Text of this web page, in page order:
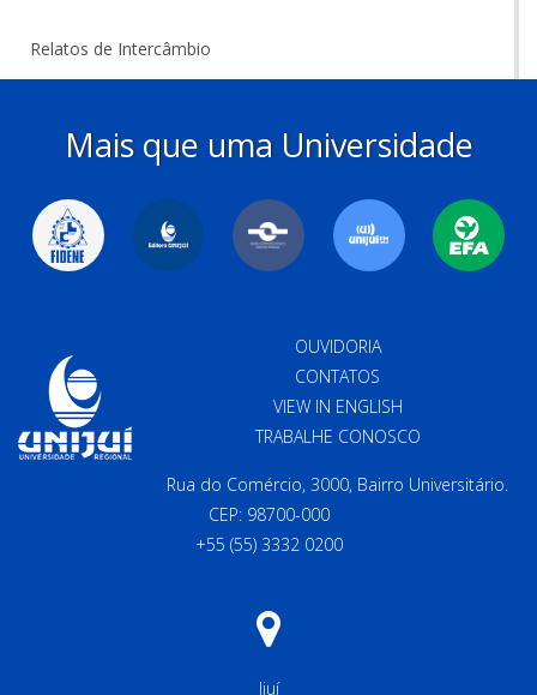
Relatos de Intercâmbio
Mais que uma Universidade
OUVIDORIA
CONTATOS
VIEW IN ENGLISH
TRABALHE CONOSCO
Rua do Comércio, 3000, Bairro Universitário.
CEP: 98700-000
+55 (55) 3332 0200
Ijuí